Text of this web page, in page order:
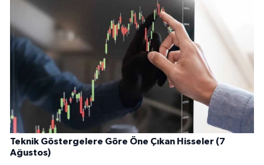
Teknik Göstergelere Göre Öne Çıkan Hisseler (7
Ağustos)